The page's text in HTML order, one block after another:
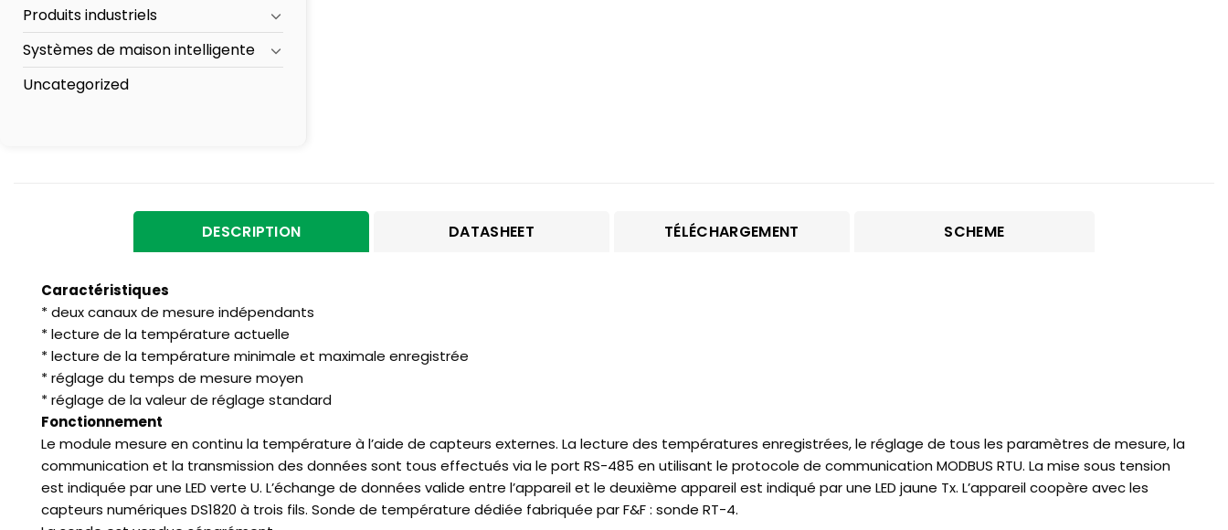
Produits industriels
Systèmes de maison intelligente
Uncategorized
DESCRIPTION DATASHEET TÉLÉCHARGEMENT SCHEME
Caractéristiques
* deux canaux de mesure indépendants
* lecture de la température actuelle
* lecture de la température minimale et maximale enregistrée
* réglage du temps de mesure moyen
* réglage de la valeur de réglage standard
Fonctionnement
Le module mesure en continu la température à l’aide de capteurs externes. La lecture des températures enregistrées, le réglage de tous les paramètres de mesure, la
communication et la transmission des données sont tous effectués via le port RS-485 en utilisant le protocole de communication MODBUS RTU. La mise sous tension
est indiquée par une LED verte U. L’échange de données valide entre l’appareil et le deuxième appareil est indiqué par une LED jaune Tx. L’appareil coopère avec les
capteurs numériques DS1820 à trois fils. Sonde de température dédiée fabriquée par F&F : sonde RT-4.